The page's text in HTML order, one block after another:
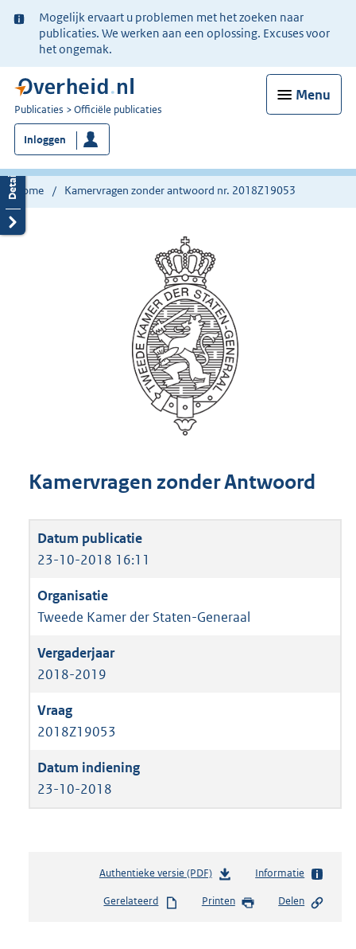
Ter
informatie:
Mogelijk ervaart u problemen met het zoeken naar
publicaties. We werken aan een oplossing. Excuses voor
het ongemak.
Menu
U
bent
nu
hier:
Publicaties Officiële publicaties
Inloggen
Home Kamervragen zonder antwoord nr. 2018Z19053
Kamervragen zonder Antwoord
23-10-2018 16:11
Tweede Kamer der Staten-Generaal
2018-2019
2018Z19053
23-10-2018
Authentieke versie (PDF)b
s
Informatie
Gerelateerd Printen Delen